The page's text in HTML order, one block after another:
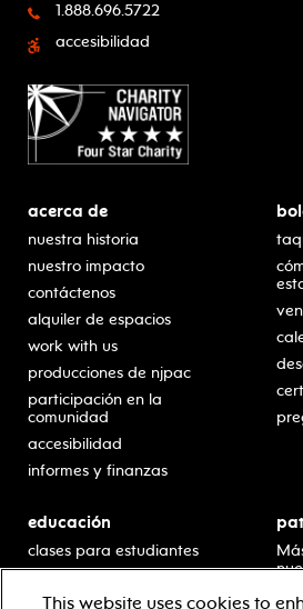
1.888.696.5722
accesibilidad
acerca de
nuestra historia
nuestro impacto
contáctenos
alquiler de espacios
work with us
producciones de njpac
participación en la
comunidad
accesibilidad
informes y finanzas
educación
clases para estudiantes
escolar
This website uses cookies to